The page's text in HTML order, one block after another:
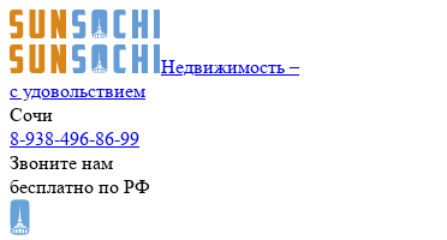
Недвижимость –
с удовольствием
Сочи
8-938-496-86-99
Звоните нам
бесплатно по РФ